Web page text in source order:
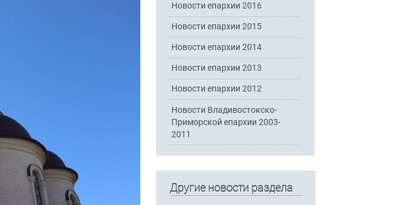
Новости епархии 2016
Новости епархии 2015
Новости епархии 2014
Новости епархии 2013
Новости епархии 2012
Новости Владивостокско-
Приморской епархии 2003-
2011
Другие новости раздела